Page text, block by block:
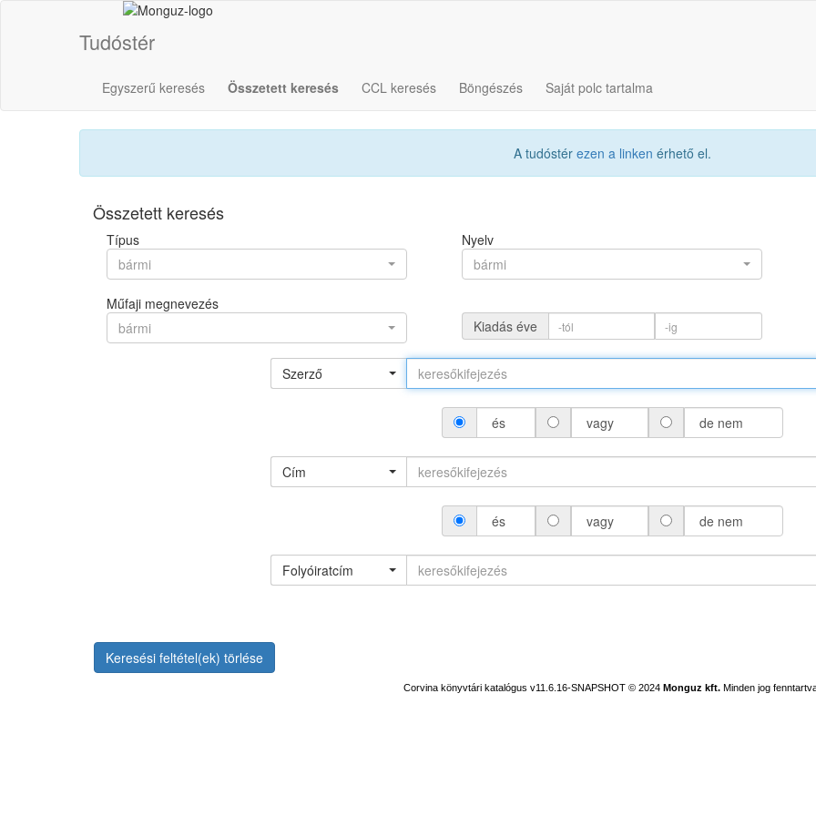
Tudóstér
Egyszerű keresés Összetett keresés CCL keresés Böngészés Saját polc tartalma
A tudóstér ezen a linken érhető el.
Összetett keresés
Típus
bármi
Nyelv
bármi
Műfaji megnevezés
bármi
Kiadás éve
Szerző
és vagy de nem
Cím
és vagy de nem
Folyóiratcím
Keresési feltétel(ek) törlése
Corvina könyvtári katalógus v11.6.16-SNAPSHOT © 2024 Monguz kft. Minden jog